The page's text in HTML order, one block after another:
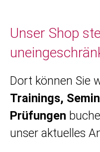
Unser Shop
Dort können Sie
Trainings,
Prüfungen
unser aktuelles